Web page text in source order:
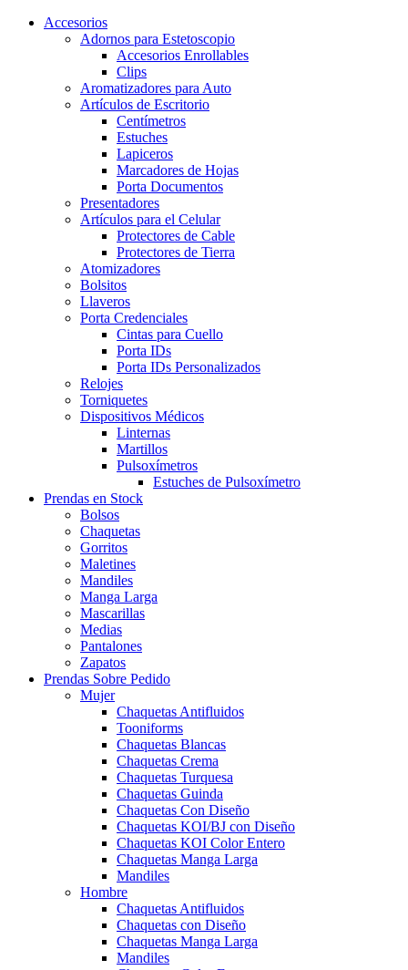
Accesorios
Adornos para Estetoscopio
Accesorios Enrollables
Clips
Aromatizadores para Auto
Artículos de Escritorio
Centímetros
Estuches
Lapiceros
Marcadores de Hojas
Porta Documentos
Presentadores
Artículos para el Celular
Protectores de Cable
Protectores de Tierra
Atomizadores
Bolsitos
Llaveros
Porta Credenciales
Cintas para Cuello
Porta IDs
Porta IDs Personalizados
Relojes
Torniquetes
Dispositivos Médicos
Linternas
Martillos
Pulsoxímetros
Estuches de Pulsoxímetro
Prendas en Stock
Bolsos
Chaquetas
Gorritos
Maletines
Mandiles
Manga Larga
Mascarillas
Medias
Pantalones
Zapatos
Prendas Sobre Pedido
Mujer
Chaquetas Antifluidos
Tooniforms
Chaquetas Blancas
Chaquetas Crema
Chaquetas Turquesa
Chaquetas Guinda
Chaquetas Con Diseño
Chaquetas KOI/BJ con Diseño
Chaquetas KOI Color Entero
Chaquetas Manga Larga
Mandiles
Hombre
Chaquetas Antifluidos
Chaquetas con Diseño
Chaquetas Manga Larga
Mandiles